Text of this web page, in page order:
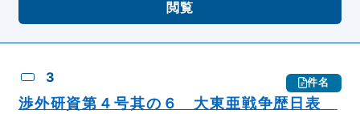
閲覧
3 件名
渉外研資第４号其の６ 大東亜戦争歴日表